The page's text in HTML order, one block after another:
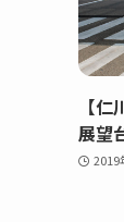
【
展望
2019